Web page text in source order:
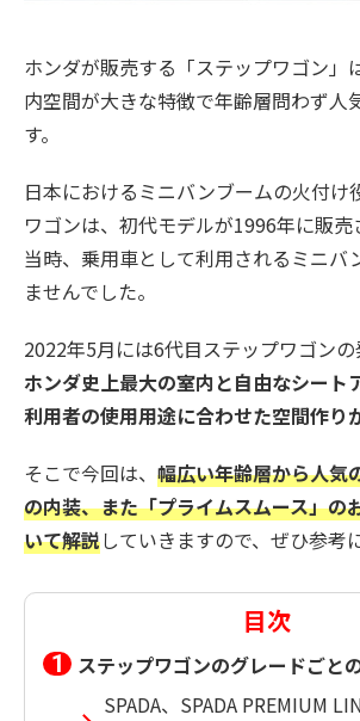
ホンダが販売する「ステップワゴン」
内空間が大きな特徴で年齢層問わず人
す。
日本におけるミニバンブームの火付け
ワゴンは、初代モデルが1996年に販売
当時、乗用車として利用されるミニバ
ませんでした。
2022年5月には6代目ステップワゴンの
ホンダ史上最大の室内と自由なシート
利用者の使用用途に合わせた空間作り
そこで今回は、 幅広い年齢層から人気
の内装、また「プライムスムース」の
いて解説していきますので、ぜひ参考
目次
ステップワゴンのグレードごと
SPADA、SPADA PREMIUM